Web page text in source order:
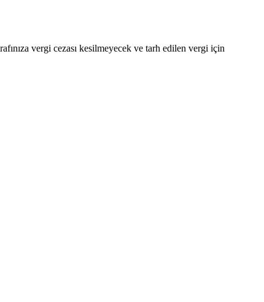
vergi cezası kesilmeyecek ve tarh edilen vergi için